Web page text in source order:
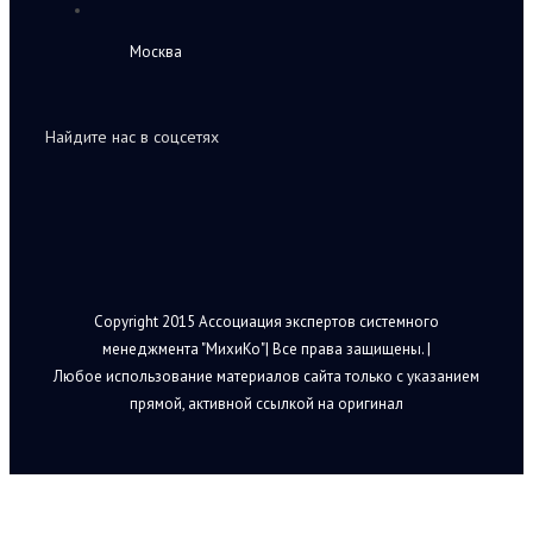
Москва
Найдите нас в соцсетях
Copyright 2015 Ассоциация экспертов системного
менеджмента "МихиКо"| Все права защищены. |
Любое использование материалов сайта только с указанием
прямой, активной ссылкой на оригинал